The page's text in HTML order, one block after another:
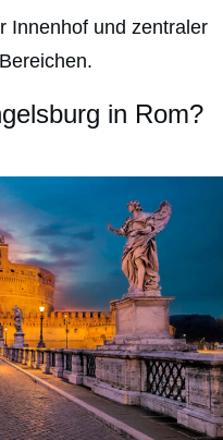
Innenhof und zentraler
in Rom?